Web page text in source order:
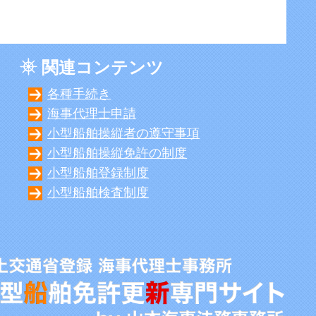
関連コンテンツ
各種手続き
海事代理士申請
小型船舶操縦者の遵守事項
小型船舶操縦免許の制度
小型船舶登録制度
小型船舶検査制度